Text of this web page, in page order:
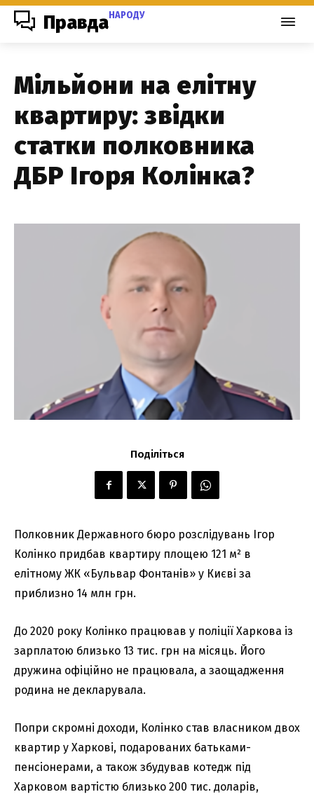
ПравдаНАРОДУ
Мільйони на елітну
квартиру: звідки
статки полковника
ДБР Ігоря Колінка?
Поділіться
Полковник Державного бюро розслідувань Ігор
Колінко придбав квартиру площею 121 м² в
елітному ЖК «Бульвар Фонтанів» у Києві за
приблизно 14 млн грн.
До 2020 року Колінко працював у поліції Харкова із
зарплатою близько 13 тис. грн на місяць. Його
дружина офіційно не працювала, а заощадження
родина не декларувала.
Попри скромні доходи, Колінко став власником двох
квартир у Харкові, подарованих батьками-
пенсіонерами, а також збудував котедж під
Харковом вартістю близько 200 тис. доларів,